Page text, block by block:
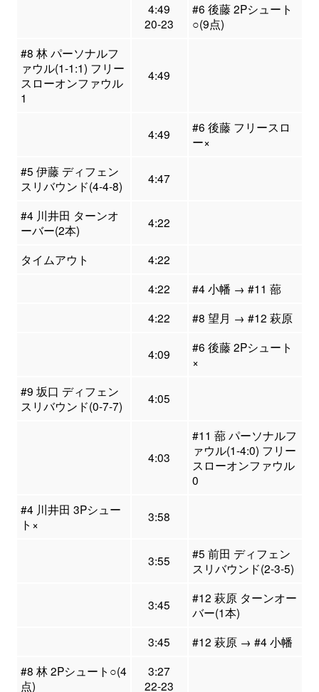
4:49
20-23
#6 後藤 2Pシュート
○(9点)
#8 林 パーソナルフ
ァウル(1-1:1) フリー
スローオンファウル
1
4:49
4:49
#6 後藤 フリースロ
ー×
#5 伊藤 ディフェン
スリバウンド(4-4-8)
4:47
#4 川井田 ターンオ
ーバー(2本)
4:22
タイムアウト
4:22
4:22
#4 小幡 → #11 蔀
4:22
#8 望月 → #12 萩原
4:09
#6 後藤 2Pシュート
×
#9 坂口 ディフェン
スリバウンド(0-7-7)
4:05
4:03
#11 蔀 パーソナルフ
ァウル(1-4:0) フリー
スローオンファウル
0
#4 川井田 3Pシュー
ト×
3:58
3:55
#5 前田 ディフェン
スリバウンド(2-3-5)
3:45
#12 萩原 ターンオー
バー(1本)
3:45
#12 萩原 → #4 小幡
#8 林 2Pシュート○(4
点)
3:27
22-23